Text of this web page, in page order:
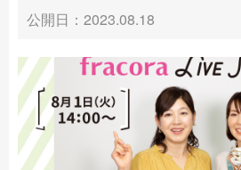
公開日：2023.08.18